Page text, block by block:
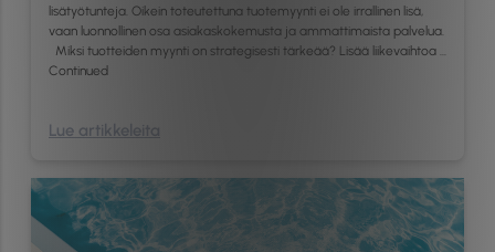
lisätyötunteja. Oikein toteutettuna tuotemyynti ei ole irrallinen lisä,
vaan luonnollinen osa asiakaskokemusta ja ammattimaista palvelua.
Miksi tuotteiden myynti on strategisesti tärkeää? Lisää liikevaihtoa …
Continued
Lue artikkeleita